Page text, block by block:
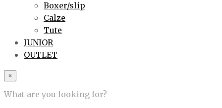
Boxer/slip
Calze
Tute
JUNIOR
OUTLET
×
What are you looking for?